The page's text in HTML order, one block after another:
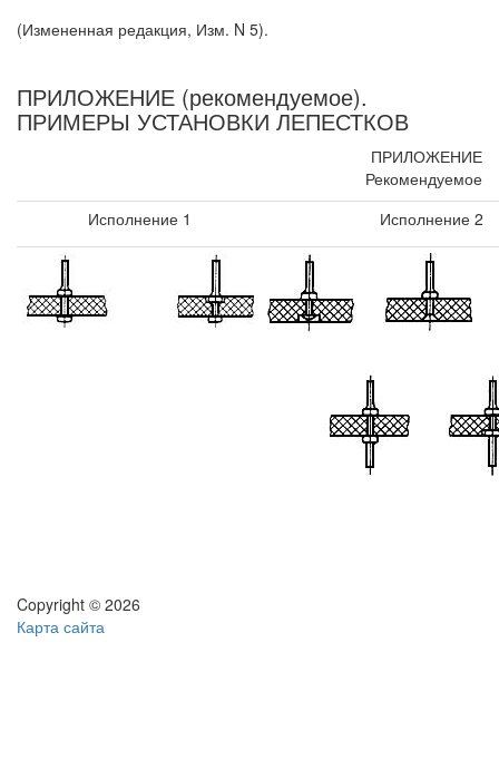
(Измененная редакция, Изм. N 5).
ПРИЛОЖЕНИЕ (рекомендуемое).
ПРИМЕРЫ УСТАНОВКИ ЛЕПЕСТКОВ
ПРИЛОЖЕНИЕ
Рекомендуемое
Исполнение 1
Исполнение 2
Copyright © 2026
Карта сайта